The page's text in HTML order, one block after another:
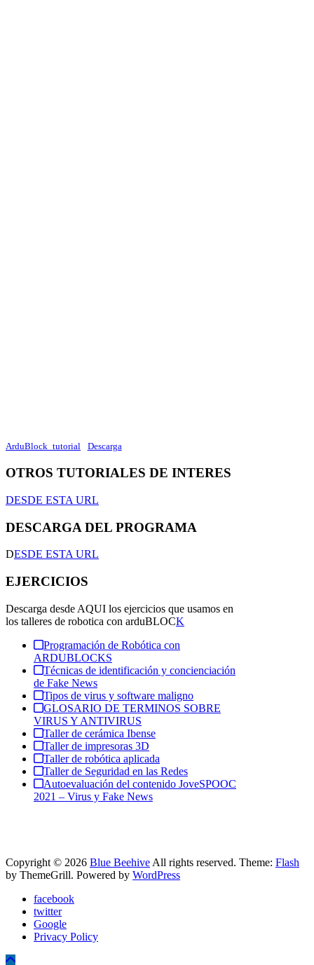
ArduBlock_tutorial Descarga
OTROS TUTORIALES DE INTERES
DESDE ESTA URL
DESCARGA DEL PROGRAMA
DESDE ESTA URL
EJERCICIOS
Descarga desde AQUI los ejercicios que usamos en
los talleres de robotica con arduBLOCK
Programación de Robótica con
ARDUBLOCKS
Técnicas de identificación y concienciación
de Fake News
Tipos de virus y software maligno
GLOSARIO DE TERMINOS SOBRE
VIRUS Y ANTIVIRUS
Taller de cerámica Ibense
Taller de impresoras 3D
Taller de robótica aplicada
Taller de Seguridad en las Redes
Autoevaluación del contenido JoveSPOOC
2021 – Virus y Fake News
Copyright © 2026 Blue Beehive All rights reserved. Theme: Flash
by ThemeGrill. Powered by WordPress
facebook
twitter
Google
Privacy Policy